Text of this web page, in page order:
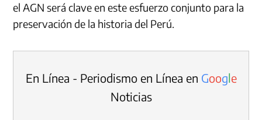
el AGN será clave en este esfuerzo conjunto para la
preservación de la historia del Perú.
En Línea - Periodismo en Línea en Google
Noticias